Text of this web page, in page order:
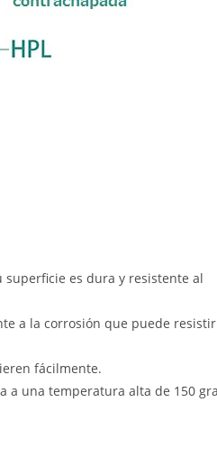
superficie es dura y resistente al
a la corrosión que puede
fácilmente.
a una temperatura alta de 150